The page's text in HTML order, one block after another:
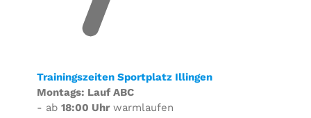
Trainingszeiten Sportplatz Illingen
Montags: Lauf ABC
- ab 18:00 Uhrwarmlaufen